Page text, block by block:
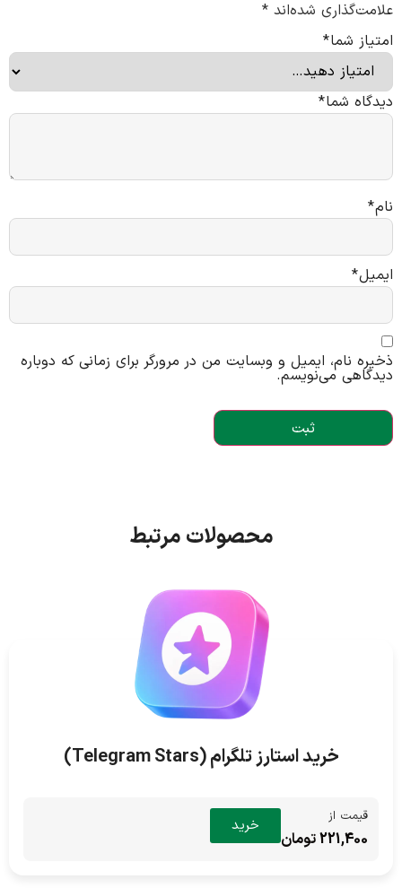
علامت‌گذاری شده‌اند *
امتیاز شما*
دیدگاه شما*
نام*
ایمیل*
ذخیره نام، ایمیل و وبسایت من در مرورگر برای زمانی که دوباره
دیدگاهی می‌نویسم.
محصولات مرتبط
خرید استارز تلگرام (Telegram Stars)
قیمت از
221,400 تومان
خرید